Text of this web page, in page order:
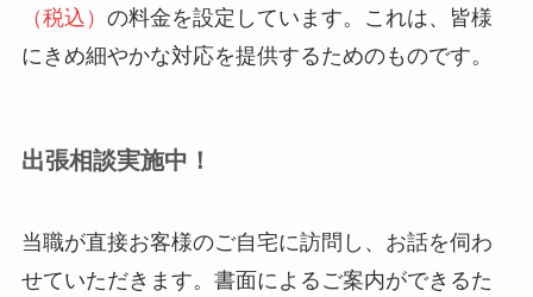
（税込） の料金を設定しています。これは、皆様
にきめ細やかな対応を提供するためのものです。
出張相談実施中！
当職が直接お客様のご自宅に訪問し、お話を伺わ
せていただきます。書面によるご案内ができるた